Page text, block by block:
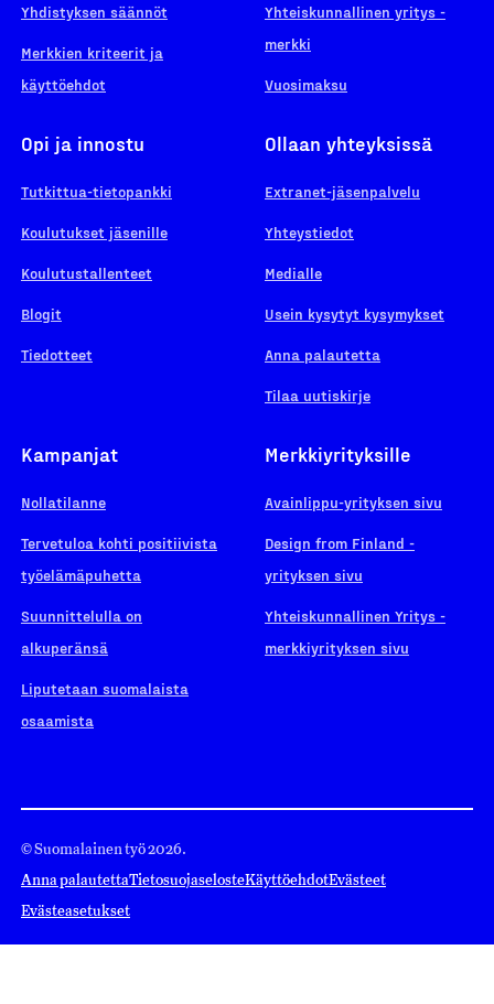
Yhdistyksen säännöt
Merkkien kriteerit ja
käyttöehdot
Yhteiskunnallinen yritys -
merkki
Vuosimaksu
Opi ja innostu
Tutkittua-tietopankki
Koulutukset jäsenille
Koulutustallenteet
Blogit
Tiedotteet
Ollaan yhteyksissä
Extranet-jäsenpalvelu
Yhteystiedot
Medialle
Usein kysytyt kysymykset
Anna palautetta
Tilaa uutiskirje
Kampanjat
Nollatilanne
Tervetuloa kohti positiivista
työelämäpuhetta
Suunnittelulla on
alkuperänsä
Liputetaan suomalaista
osaamista
Merkkiyrityksille
Avainlippu-yrityksen sivu
Design from Finland -
yrityksen sivu
Yhteiskunnallinen Yritys -
merkkiyrityksen sivu
© Suomalainen työ 2026.
Anna palautettaTietosuojaselosteKäyttöehdotEvästeet
Evästeasetukset